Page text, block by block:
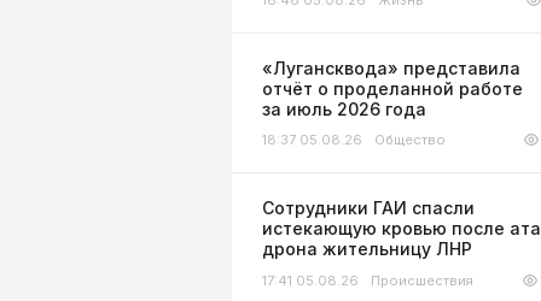
«Лугансквода» представила
отчёт о проделанной работе
за июль 2026 года
18:37 05.08.26 Общество
Сотрудники ГАИ спасли
истекающую кровью после
дрона жительницу ЛНР
17:41 05.08.26 Происшествия